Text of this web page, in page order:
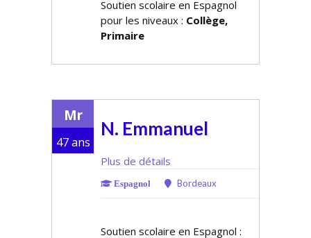
Soutien scolaire en Espagnol
pour les niveaux : Collège,
Primaire
Mr
47 ans
N. Emmanuel
Plus de détails
Espagnol Bordeaux
Soutien scolaire en Espagnol :